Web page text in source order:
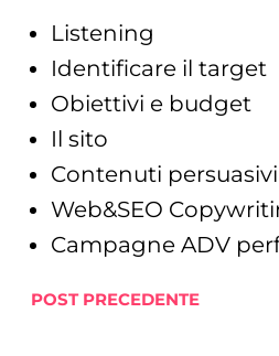
Listening
Identificare il target
Obiettivi e budget
Il sito
Contenuti persuasivi
Web&SEO
Campagne ADV
POST PRECEDENTE